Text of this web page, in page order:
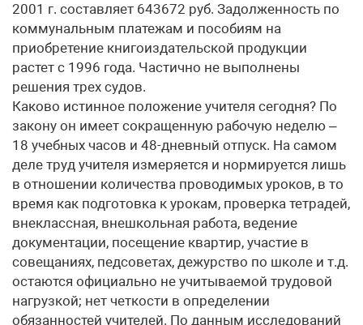
2001 г. составляет 643672 руб. Задолженность по
коммунальным платежам и пособиям на
приобретение книгоиздательской продукции
растет с 1996 года. Частично не выполнены
решения трех судов.
Каково истинное положение учителя сегодня? По
закону он имеет сокращенную рабочую неделю –
18 учебных часов и 48-дневный отпуск. На самом
деле труд учителя измеряется и нормируется лишь
в отношении количества проводимых уроков, в то
время как подготовка к урокам, проверка тетрадей,
внеклассная, внешкольная работа, ведение
документации, посещение квартир, участие в
совещаниях, педсоветах, дежурство по школе и т.д.
остаются официально не учитываемой трудовой
нагрузкой; нет четкости в определении
обязанностей учителей. По данным исследований